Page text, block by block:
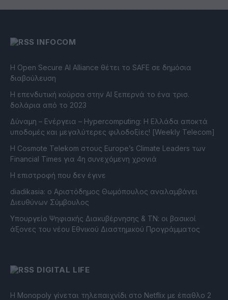
INFOCOM
Η Open Secure AI Alliance θέτει το SAFE σε δημόσια
διαβούλευση
Η επενδυτική κούρσα στην AI ξεπερνά το ένα τρισ.
δολάρια από το 2023
Δύναμη – Ενέργεια – Ηypercomputing: Η Ελλάδα αποκτά
υποδομές και μεγαλύτερες φιλοδοξίες! [Weekly Telecom]
Η Cosmote Telekom στους Europe’s Climate Leaders των
Financial Times για 4η συνεχόμενη χρονιά
Η επιστροφή που δεν έγινε
diadikasia: ο Αριστόδημος Θωμόπουλος αναλαμβάνει
Διευθύνων Σύμβουλος
Υπουργείο Ψηφιακής Διακυβέρνησης & ΤΝ: οι βασικοί
άξονες του νέου Εθνικού Διαστημικού Προγράμματος
DIGITAL LIFE
Η Monopoly γίνεται τηλεπαιχνίδι στο Netflix με έπαθλο 2